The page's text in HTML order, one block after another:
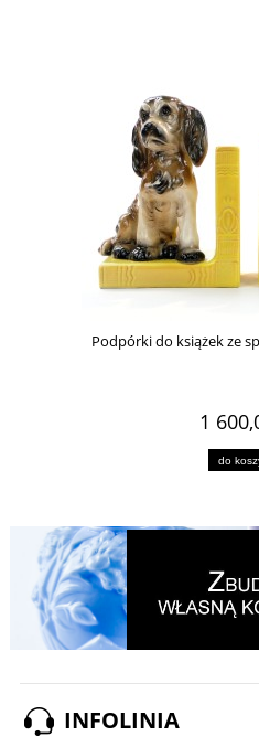
Podpórki do książek ze
1
do
INFOLINIA